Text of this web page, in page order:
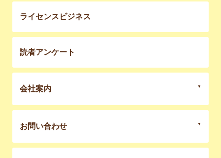
ライセンスビジネス
読者アンケート
会社案内
お問い合わせ